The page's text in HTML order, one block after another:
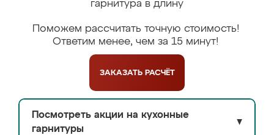
гарнитура в длину
Поможем рассчитать точную стоимость!
Ответим менее, чем за 15 минут!
ЗАКАЗАТЬ РАСЧЁТ
Посмотреть акции на кухонные
гарнитуры
▼